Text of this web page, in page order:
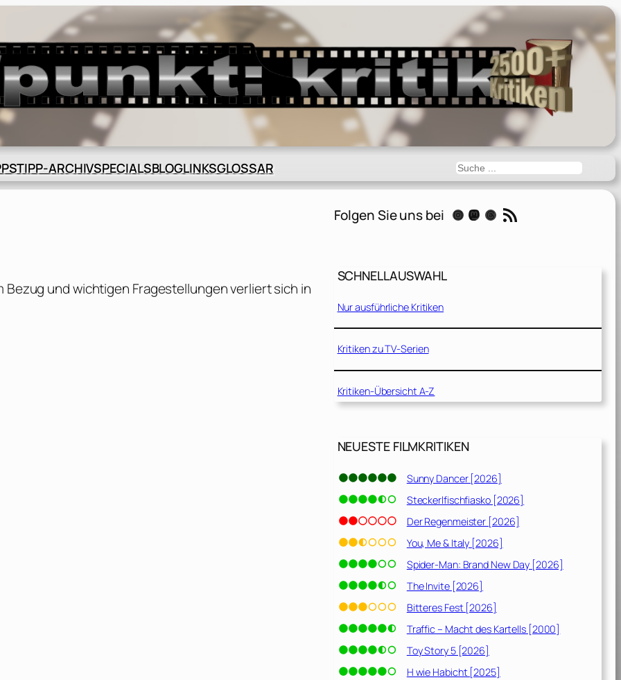
TIPP-ARCHIVSPECIALSBLOGLINKSGLOSSAR Suchen
und wichtigen Fragestellungen verliert sich in
Folgen Sie uns bei Instagram Mastodon Threads RSS-Feed
SCHNELLAUSWAHL
Nur ausführliche Kritiken
Kritiken zu TV-Serien
Kritiken-Übersicht A-Z
NEUESTE FILMKRITIKEN
Sunny Dancer [2026]
Steckerlfischfiasko [2026]
Der Regenmeister [2026]
You, Me & Italy [2026]
Spider-Man: Brand New Day [2026]
The Invite [2026]
Bitteres Fest [2026]
Traffic – Macht des Kartells [2000]
Toy Story 5 [2026]
H wie Habicht [2025]